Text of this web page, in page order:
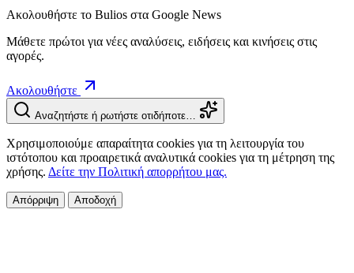
Ακολουθήστε το Bulios στα Google News
Μάθετε πρώτοι για νέες αναλύσεις, ειδήσεις και κινήσεις στις
αγορές.
Ακολουθήστε
Αναζητήστε ή ρωτήστε οτιδήποτε…
Χρησιμοποιούμε απαραίτητα cookies για τη λειτουργία του
ιστότοπου και προαιρετικά αναλυτικά cookies για τη μέτρηση της
χρήσης. Δείτε την Πολιτική απορρήτου μας.
Απόρριψη Αποδοχή